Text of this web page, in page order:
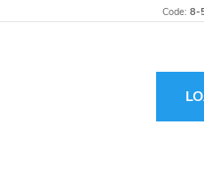
multikanálových elektronických
Code: 8-